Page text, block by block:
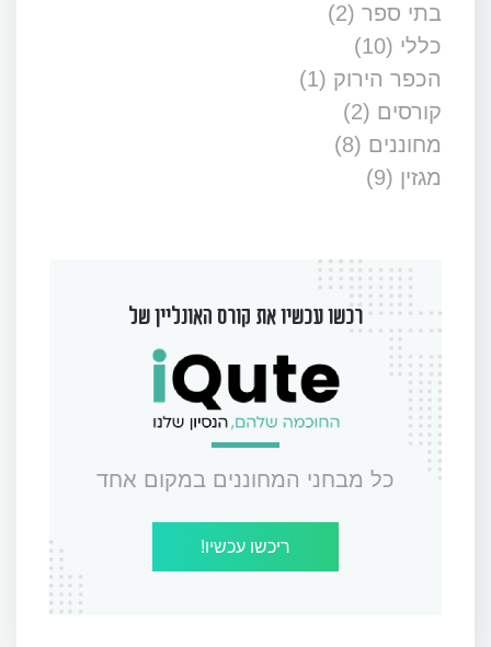
בתי ספר (2)
כללי (10)
הכפר הירוק (1)
קורסים (2)
מחוננים (8)
מגזין (9)
רכשו עכשיו את קורס האונליין של
כל מבחני המחוננים במקום אחד
ריכשו עכשיו!